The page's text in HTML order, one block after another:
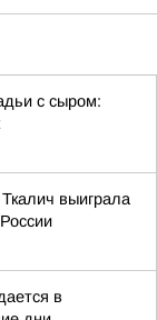
с сыром:
выиграла
в